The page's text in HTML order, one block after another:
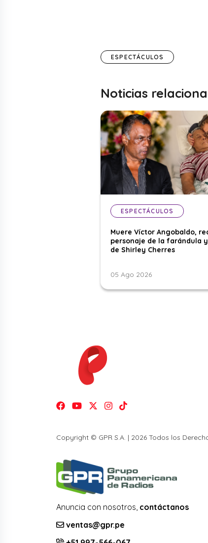
ESPECTÁCULOS
Noticias
ESPECTÁCULOS
Muere Víctor Angobaldo,
personaje de la farándula
de Shirley Cherres
05 Ago 2026
Copyright © GPR S.A. | 2026 Todos los
Anuncia con nosotros, contáctanos
ventas@gpr.pe